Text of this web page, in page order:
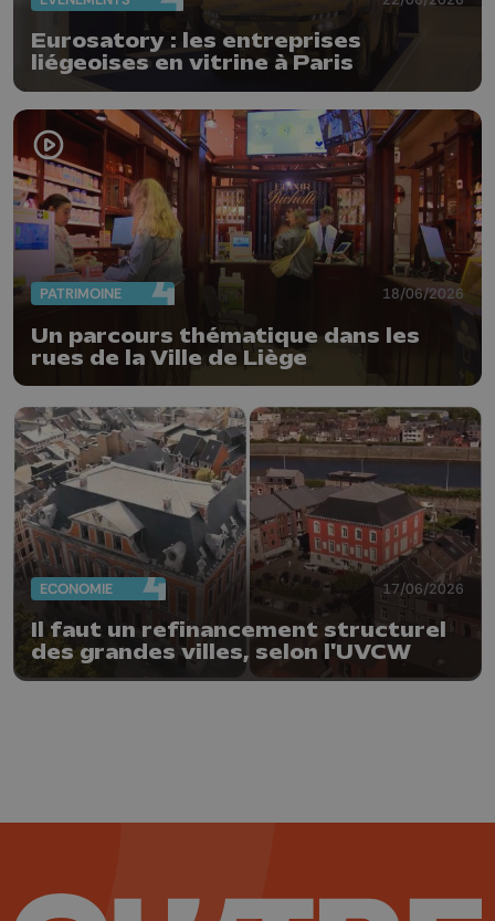
Eurosatory : les entreprises
liégeoises en vitrine à Paris
PATRIMOINE 18/06/2026
Un parcours thématique dans les
rues de la Ville de Liège
ECONOMIE 17/06/2026
Il faut un refinancement structurel
des grandes villes, selon l'UVCW